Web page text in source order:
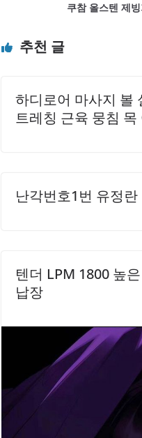
치해 주는 점이 큰 장점입
손잡이 구조보다 편리하
이 높아, 안전한 주거 환경
환성도 뛰어나, 교체 시에
쿠참 올스텐 제
추천 글
하디로어 마사지 볼
트레칭 근육 뭉침
난각번호1번 유정
텐더 LPM 1800 높
납장